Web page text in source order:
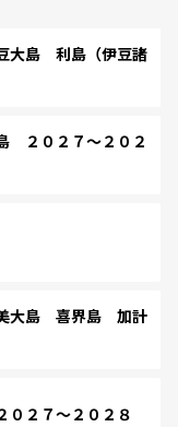
島 利島（伊豆諸
２０２７～２０２
大島 喜界島 加計
２７～２０２８